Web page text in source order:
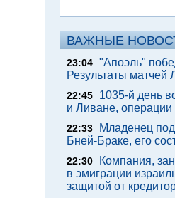
ВАЖНЫЕ
23:04 "Апоэль"
Результаты матчей
22:45
1035-й день
и Ливане,
22:33
Младенец
Бней-Браке, его
22:30
Компания,
в эмиграции
защитой от